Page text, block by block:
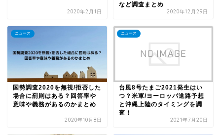
2020年2月1日
など調査まとめ
2020年12月29日
ニュース
国勢調査2020を無視/拒否した
場合に罰則はある？回答率や
意味や義務があるのかまとめ
2020年10月8日
ニュース
台風8号たまご2021発生はい
つ？米軍/ヨーロッパ進路予想
と沖縄上陸のタイミングを調
査！
2021年7月20日